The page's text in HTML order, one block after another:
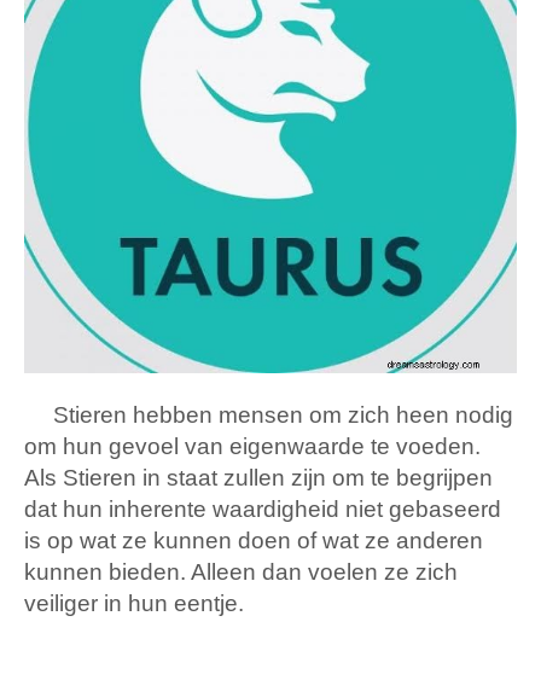
Stieren hebben mensen om zich heen nodig
om hun gevoel van eigenwaarde te voeden.
Als Stieren in staat zullen zijn om te begrijpen
dat hun inherente waardigheid niet gebaseerd
is op wat ze kunnen doen of wat ze anderen
kunnen bieden. Alleen dan voelen ze zich
veiliger in hun eentje.